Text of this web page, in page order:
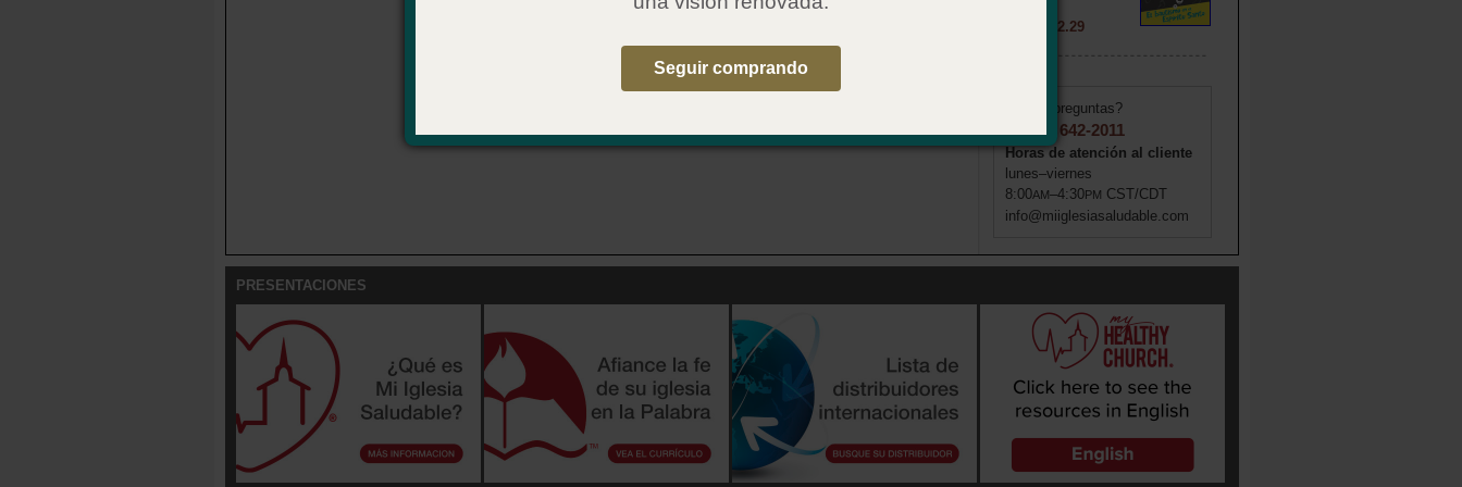
Precio: $ 2.29
¿Tiene preguntas?
1 (855) 642-2011
Horas de atención al cliente
lunes–viernes
8:00AM–4:30PM CST/CDT
info@miiglesiasaludable.com
PRESENTACIONES
Seguir comprando